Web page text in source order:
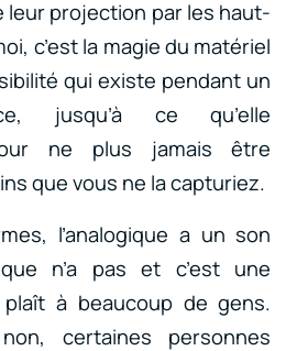
leur projection par les haut-
c’est la magie du matériel
qui existe pendant un
jusqu’à ce qu’elle
ne plus jamais être
que vous ne la capturiez.
l’analogique a un son
n’a pas et c’est une
à beaucoup de gens.
certaines personnes